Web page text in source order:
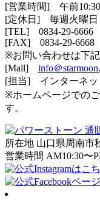
[営業時間] 午前
[定休日] 毎週火曜日
[TEL] 0834-29-6666
[FAX] 0834-29-6668
※お問い合わせは下
[Mail] info＠
[担当] インターネッ
※ホームページでの
す。
所在地 山口県周南市
営業時間 AM10:30〜